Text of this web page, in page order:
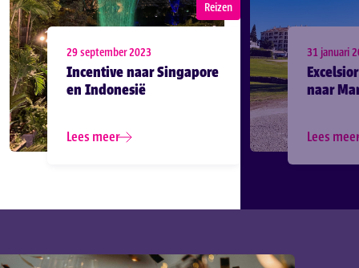
Reizen
29 september 2023
Incentive naar Singapore
en Indonesië
Lees meer
31 januari
naar
Lees meer